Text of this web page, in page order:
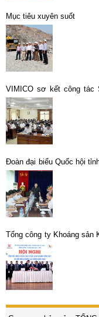
Mục tiêu xuyên suốt
VIMICO sơ kết công tác
SXKD Quý 4 năm 2015.
Đoàn đại biểu Quốc hội
Cai
Tổng công ty Khoáng sản
bước vào năm 2022